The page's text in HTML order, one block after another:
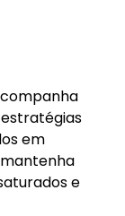
em
e